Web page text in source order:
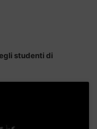
studenti di